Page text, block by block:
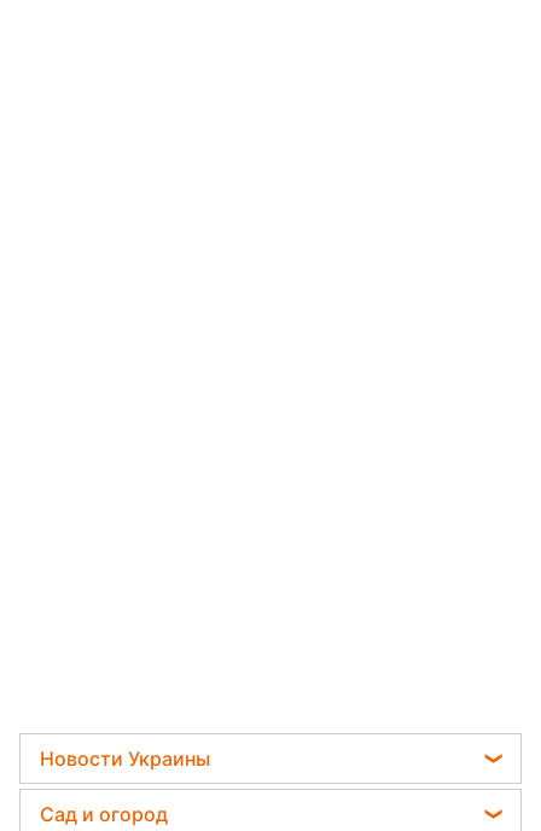
Новости Украины
Телеграм новости Украины
Сад и огород